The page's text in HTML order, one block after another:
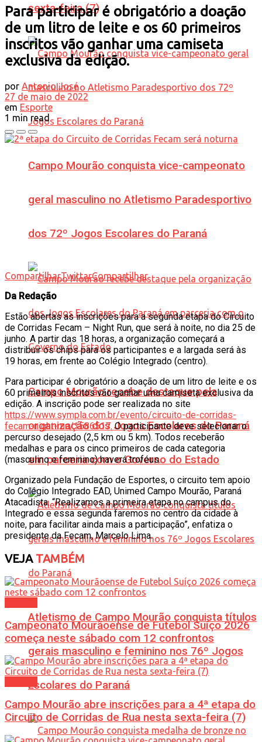
sexta-feira (7)
Campo Mourão conquista vice-campeonato
geral masculino no Atletismo Paradesportivo
dos 72º Jogos Escolares do Paraná
Campo Mourão recebe destaque pela
organização dos Jogos Escolares do Paraná
em parceria com o Governo do Estado
Atletismo de Campo Mourão conquista títulos
gerais masculino e feminino nos 76º Jogos
Escolares do Paraná
Para participar é obrigatório a doação
de um litro de leite e os 60 primeiros
inscritos vão ganhar uma camiseta
exclusiva da edição.
por Antonio José
27 de maio de 2022
em Esporte
1 min read
CompartilharTwittarCompartilhar
Da Redação
Estão abertas as inscrições para a segunda etapa do Circuito
de Corridas Fecam – Night Run, que será à noite, no dia 25 de
junho. A partir das 18 horas, a organização começará a
distribuir os chips para os participantes e a largada será às
19 horas, em frente ao Colégio Integrado (centro).
Para participar é obrigatório a doação de um litro de leite e os
60 primeiros inscritos vão ganhar uma camiseta exclusiva da
edição. A inscrição pode ser realizada no site
https://www.sympla.com.br/evento/circuito-de-corridas-
fecam-night-run/1586517. O participante deve selecionar o
percurso desejado (2,5 km ou 5 km). Todos receberão
medalhas e para os cinco primeiros de cada categoria
(masculino e feminino) haverá troféus.
Organizado pela Fundação de Esportes, o circuito tem apoio
do Colégio Integrado EAD, Unimed Campo Mourão, Paraná
Atacadista. “Realizamos a primeira etapa no campus do
Integrado e essa segunda faremos no centro da cidade à
noite, para facilitar ainda mais a participação”, enfatiza o
presidente da Fecam, Marcelo Lima.
VEJATAMBÉM
Campeonato Mourãoense de Futebol Suíço 2026
começa neste sábado com 12 confrontos
Campo Mourão abre inscrições para a 4ª etapa do
Circuito de Corridas de Rua nesta sexta-feira (7)